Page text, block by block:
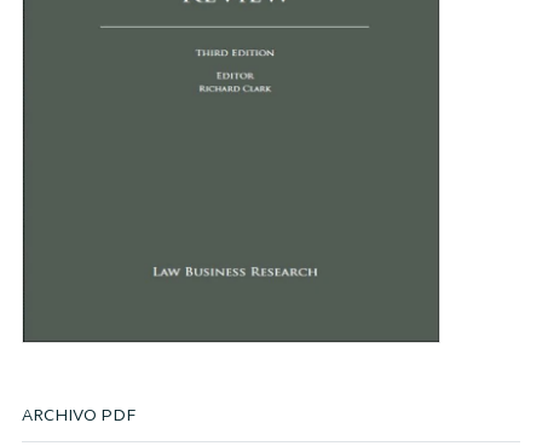
ARCHIVO PDF